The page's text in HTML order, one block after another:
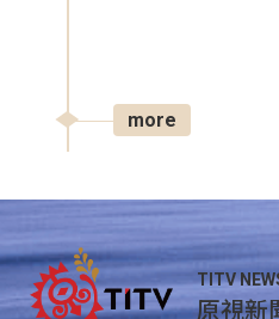
more
TITV
原視新